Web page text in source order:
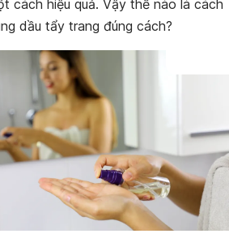
cách hiệu quả. Vậy thế nào là cách
dầu tẩy trang đúng cách?